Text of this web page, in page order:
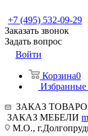
+7 (495) 532-09-29
Заказать звонок
Задать вопрос
Войти
Корзина0
Избранные
ЗАКАЗ
ЗАКАЗ МЕБЕЛИ
М.О.,